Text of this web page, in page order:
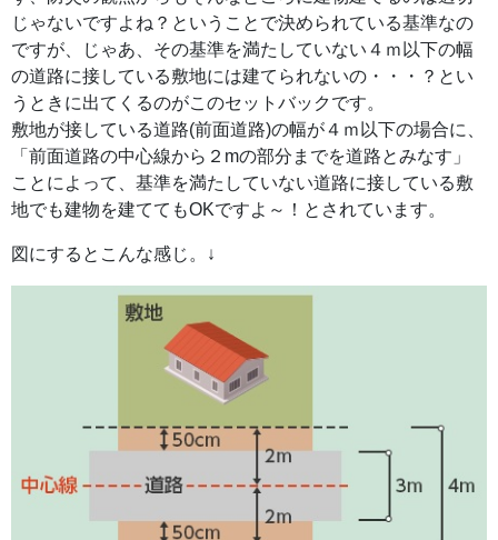
じゃないですよね？ということで決められている基準なの
ですが、じゃあ、その基準を満たしていない４ｍ以下の幅
の道路に接している敷地には建てられないの・・・？とい
うときに出てくるのがこのセットバックです。
敷地が接している道路(前面道路)の幅が４ｍ以下の場合に、
「前面道路の中心線から２mの部分までを道路とみなす」
ことによって、基準を満たしていない道路に接している敷
地でも建物を建ててもOKですよ～！とされています。
図にするとこんな感じ。↓